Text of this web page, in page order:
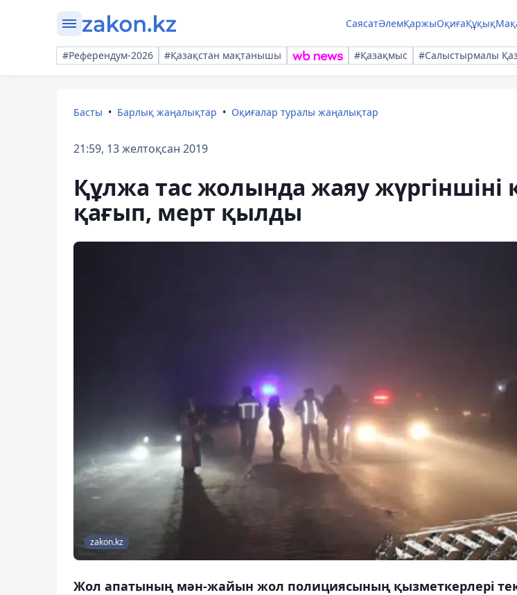
СаясатӘлемҚаржыОқиғаҚұқық
#Референдум-2026 #Қазақстан мақтанышы #Қазақмыс #Салыстырмалы
Басты Барлық жаңалықтар Оқиғалар туралы жаңалықтар
21:59, 13 желтоқсан 2019
Құлжа тас жолында жаяу жүргіншіні
қағып, мерт қылды
zakon.kz
Жол апатының мән-жайын жол полициясының қызметкерлері